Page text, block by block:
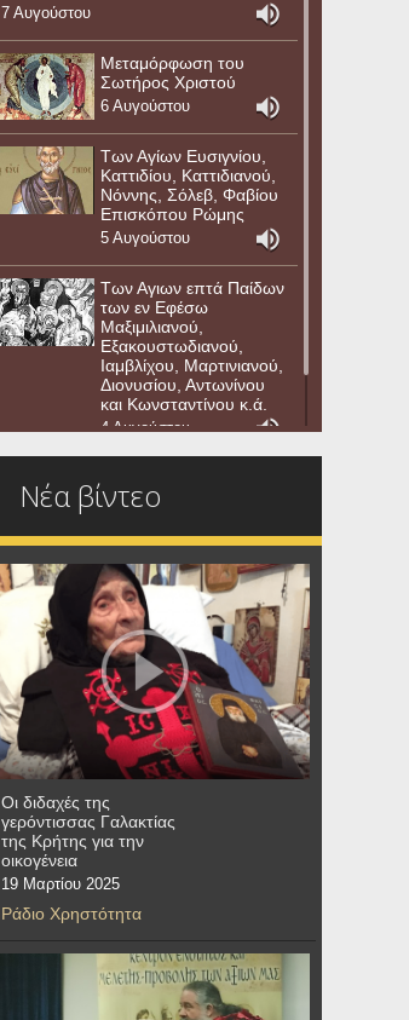
7 Αυγούστου
Μεταμόρφωση του
Σωτήρος Χριστού
6 Αυγούστου
Των Αγίων Ευσιγνίου,
Καττιδίου, Καττιδιανού,
Νόννης, Σόλεβ, Φαβίου
Επισκόπου Ρώμης
5 Αυγούστου
Των Αγιων επτά Παίδων
των εν Εφέσω
Μαξιμιλιανού,
Εξακουστωδιανού,
Ιαμβλίχου, Μαρτινιανού,
Διονυσίου, Αντωνίνου
και Κωνσταντίνου κ.ά.
4 Αυγούστου
Νέα βίντεο
Οι διδαχές της
γερόντισσας Γαλακτίας
της Κρήτης για την
οικογένεια
19 Μαρτίου 2025
Ράδιο Χρηστότητα